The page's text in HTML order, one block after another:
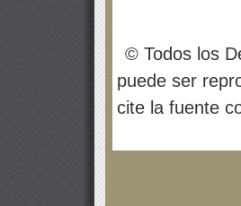
© Todos los
puede ser
cite la fuente